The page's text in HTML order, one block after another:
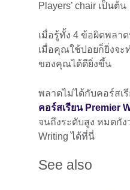
Players’ chair เป็นต้น
เมื่อรู้ทั้ง 4 ข้อผิดพลา
เมื่อคุณใช้บ่อยก็ยิ่งจ
ของคุณได้ดียิ่งขึ้น
พลาดไม่ได้กับคอร์สเ
คอร์สเรียน Premier
จนถึงระดับสูง หมดกัง
Writing ได้ที่นี่
See also